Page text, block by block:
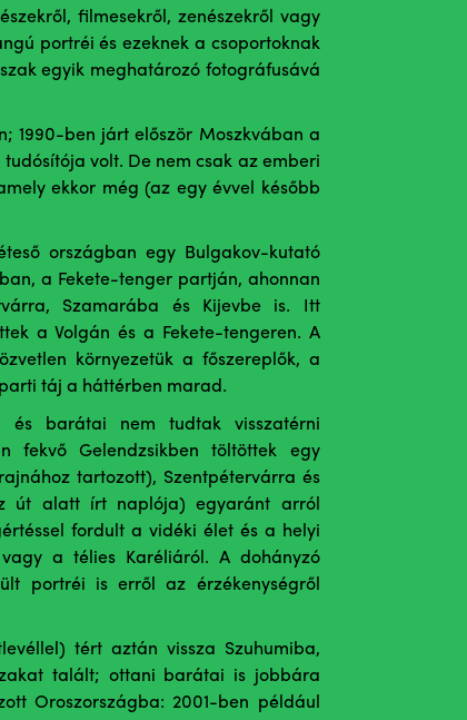
filmesekről, zenészekről vagy
portréi és ezeknek a csoportoknak
egyik meghatározó fotográfusává
1990-ben járt először Moszkvában a
volt. De nem csak az emberi
ekkor még (az egy évvel később
országban egy Bulgakov-kutató
a Fekete-tenger partján, ahonnan
Szamarába és Kijevbe is. Itt
a Volgán és a Fekete-tengeren. A
környezetük a főszereplők, a
táj a háttérben marad.
és barátai nem tudtak visszatérni
fekvő Gelendzsikben töltöttek egy
tartozott), Szentpétervárra és
út alatt írt naplója) egyaránt arról
fordult a vidéki élet és a helyi
a télies Karéliáról. A dohányzó
portréi is erről az érzékenységről
tért aztán vissza Szuhumiba,
talált; ottani barátai is jobbára
Oroszországba: 2001-ben például